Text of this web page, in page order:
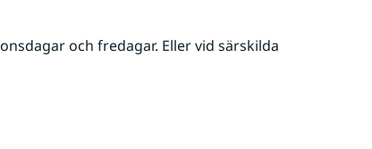
och fredagar. Eller vid särskilda